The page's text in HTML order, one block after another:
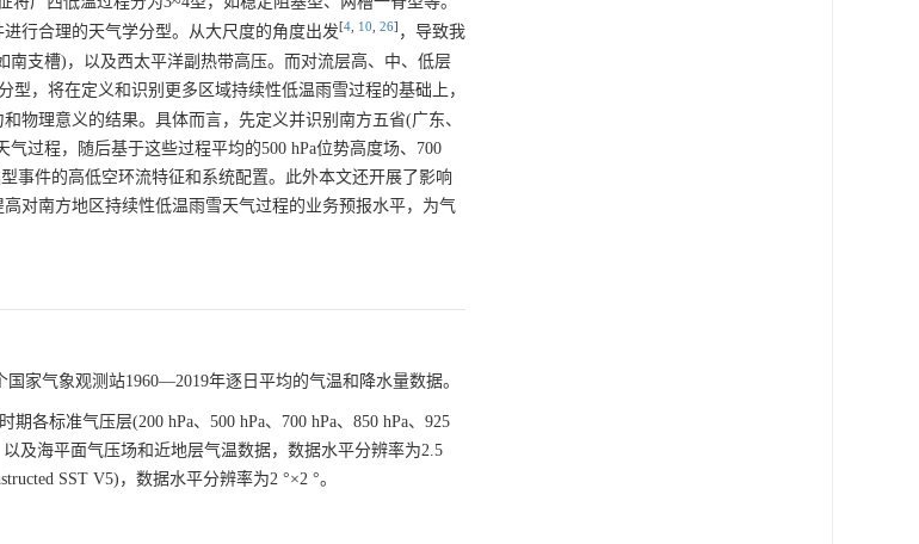
行合理的天气学分型。从大尺度的角度出发[4 10 26] ，导致我
支槽)，以及西太平洋副热带高压。而对流层高、中、低层
型，将在定义和识别更多区域持续性低温雨雪过程的基础上，
物理意义的结果。具体而言，先定义并识别南方五省(广东、
过程，随后基于这些过程平均的500 hPa位势高度场、700
事件的高低空环流特征和系统配置。此外本文还开展了影响
对南方地区持续性低温雨雪天气过程的业务预报水平，为气
家气象观测站1960—2019年逐日平均的气温和降水量数据。
各标准气压层(200 hPa、500 hPa、700 hPa、850 hPa、925
及海平面气压场和近地层气温数据，数据水平分辨率为2.5
SST V5)，数据水平分辨率为2 °×2 °。